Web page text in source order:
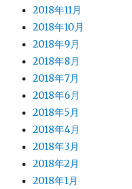
2018年11月
2018年10月
2018年9月
2018年8月
2018年7月
2018年6月
2018年5月
2018年4月
2018年3月
2018年2月
2018年1月